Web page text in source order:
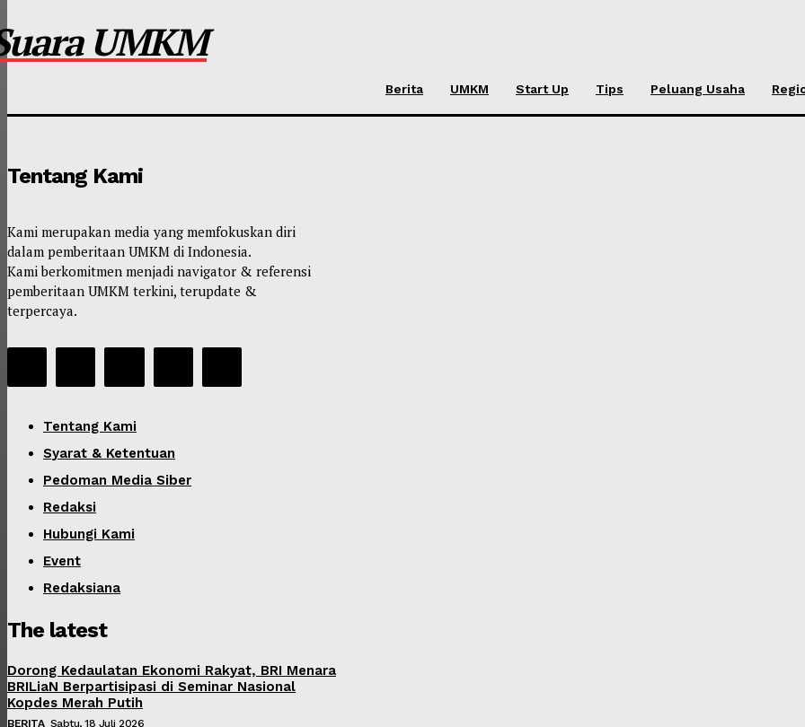
UMKM
Berita UMKM Start Up Tips Peluang Usaha
Tentang Kami
Kami merupakan media yang memfokuskan diri
dalam pemberitaan UMKM di Indonesia.
Kami berkomitmen menjadi navigator & referensi
pemberitaan UMKM terkini, terupdate &
terpercaya.
Tentang Kami
Syarat & Ketentuan
Pedoman Media Siber
Redaksi
Hubungi Kami
Event
Redaksiana
The latest
Dorong Kedaulatan Ekonomi Rakyat, BRI Menara
BRILiaN Berpartisipasi di Seminar Nasional
Kopdes Merah Putih
BERITA Sabtu, 18 Juli 2026